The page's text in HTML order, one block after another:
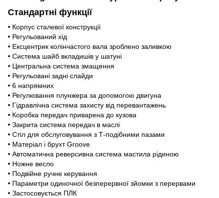
Стандартні функції
• Корпус сталевої конструкції
• Регульований хід
• Ексцентрик колінчастого вала зроблено заливкою
• Система шайб вкладишів у шатуні
• Центральна система змащення
• Регульовані задні слайди
• 6 напрямних
• Регулювання плунжера за допомогою двигуна
• Гідравлічна система захисту від перевантажень
• Коробка передач приварена до кузова
• Закрита система передач в маслі
• Стіл для обслуговування з Т-подібними пазами
• Матеріал і брухт Groove
• Автоматична реверсивна система мастила рідиною
• Ножне весло
• Подвійне ручне керування
• Параметри одиночної безперервної зйомки з перервами
• Застосовується ПЛК